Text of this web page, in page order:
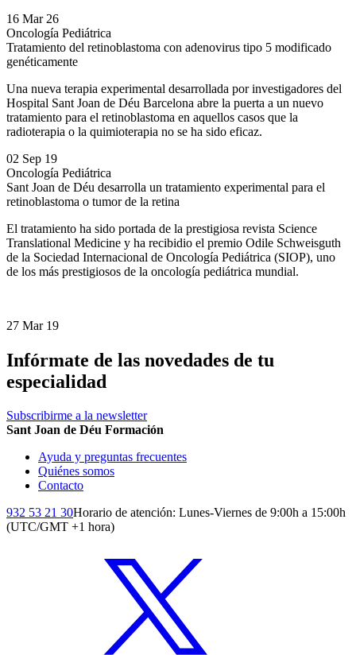
16 Mar 26
Oncología Pediátrica
Tratamiento del retinoblastoma con adenovirus tipo 5 modificado
genéticamente
Una nueva terapia experimental desarrollada por investigadores del
Hospital Sant Joan de Déu Barcelona abre la puerta a un nuevo
tratamiento para el retinoblastoma en aquellos casos que la
radioterapia o la quimioterapia no se ha sido eficaz.
02 Sep 19
Oncología Pediátrica
Sant Joan de Déu desarrolla un tratamiento experimental para el
retinoblastoma o tumor de la retina
El tratamiento ha sido portada de la prestigiosa revista Science
Translational Medicine y ha recibidio el premio Odile Schweisguth
de la Sociedad Internacional de Oncología Pediátrica (SIOP), uno
de los más prestigiosos de la oncología pediátrica mundial.
27 Mar 19
Infórmate de las novedades de tu
especialidad
Subscribirme a la newsletter
Sant Joan de Déu Formación
Ayuda y preguntas frecuentes
Quiénes somos
Contacto
932 53 21 30Horario de atención: Lunes-Viernes de 9:00h a 15:00h
(UTC/GMT +1 hora)